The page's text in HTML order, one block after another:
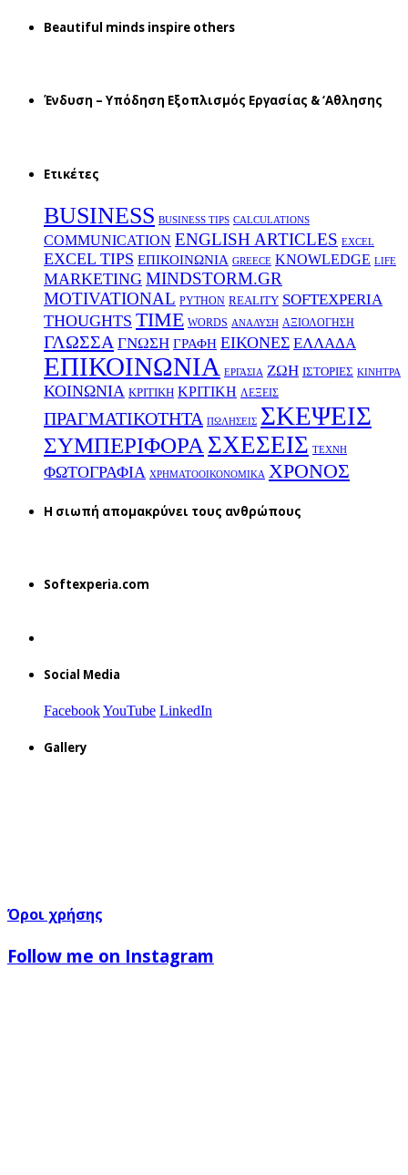
Beautiful minds inspire others
Ένδυση – Υπόδηση Εξοπλισμός Εργασίας & ‘Aθλησης
Ετικέτες
BUSINESS BUSINESS TIPS CALCULATIONS
COMMUNICATION ENGLISH ARTICLES EXCEL
EXCEL TIPS EΠΙΚΟΙΝΩΝΙΑ GREECE KNOWLEDGE LIFE
MARKETING MINDSTORM.GR
MOTIVATIONAL PYTHON REALITY SOFTEXPERIA
THOUGHTS TIME WORDS ΑΝΑΛΥΣΗ ΑΞΙΟΛΟΓΗΣΗ
ΓΛΩΣΣΑ ΓΝΩΣΗ ΓΡΑΦΗ ΕΙΚΟΝΕΣ ΕΛΛΑΔΑ
ΕΠΙΚΟΙΝΩΝΙΑ ΕΡΓΑΣΙΑ ΖΩΗ ΙΣΤΟΡΙΕΣ ΚΙΝΗΤΡΑ
ΚΟΙΝΩΝΙΑ ΚΡΙΤΙΚΗ ΚΡΙΤΙΚΗ ΛΕΞΕΙΣ
ΠΡΑΓΜΑΤΙΚΟΤΗΤΑ ΠΩΛΗΣΕΙΣ ΣΚΕΨΕΙΣ
ΣΥΜΠΕΡΙΦΟΡΑΣΧΕΣΕΙΣ ΤΕΧΝΗ
ΦΩΤΟΓΡΑΦΙΑ ΧΡΗΜΑΤΟΟΙΚΟΝΟΜΙΚΑ ΧΡΟΝΟΣ
H σιωπή απομακρύνει τους ανθρώπους
Softexperia.com
Social Media
FacebookYouTube LinkedIn
Gallery
Όροι χρήσης
Follow me on Instagram